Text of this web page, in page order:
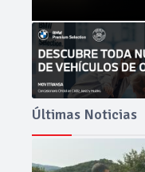
Últimas Noticias